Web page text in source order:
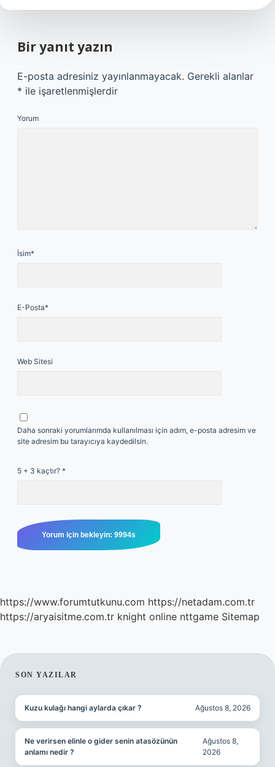
Bir yanıt yazın
E-posta adresiniz yayınlanmayacak. Gerekli alanlar
* ile işaretlenmişlerdir
Yorum
İsim*
E-Posta*
Web Sitesi
Daha sonraki yorumlarımda kullanılması için adım, e-posta adresim ve
site adresim bu tarayıcıya kaydedilsin.
5 + 3 kaçtır? *
https://www.forumtutkunu.com https://netadam.com.tr
https://aryaisitme.com.tr knight online nttgame Sitemap
SIDEBAR
SON YAZILAR
Kuzu kulağı hangi aylarda çıkar ? Ağustos 8, 2026
Ne verirsen elinle o gider senin atasözünün
anlamı nedir ?
Ağustos 8,
2026